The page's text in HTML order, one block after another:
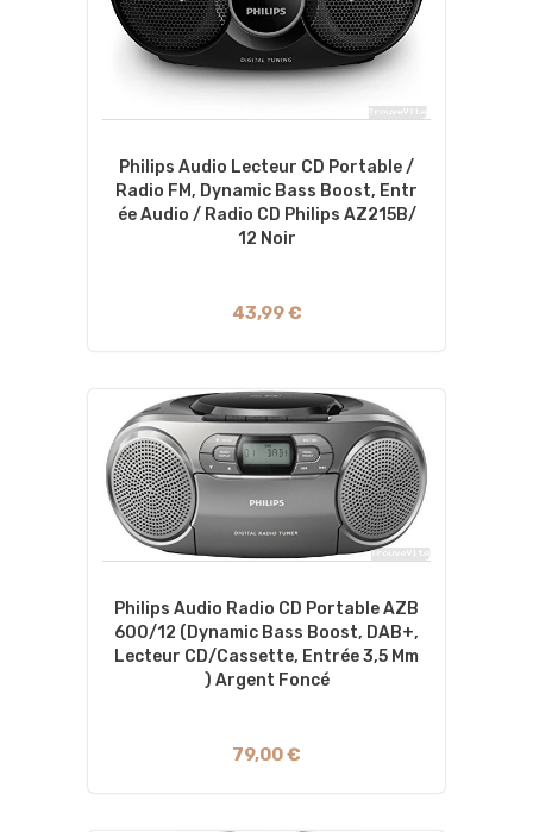
Philips Audio Lecteur CD Portable /
Radio FM, Dynamic Bass Boost, Entr
Ée Audio / Radio CD Philips AZ215B/
12 Noir
43,99 €
Philips Audio Radio CD Portable AZB
600/12 (Dynamic Bass Boost, DAB+,
Lecteur CD/cassette, Entrée 3,5 Mm
) Argent Foncé
79,00 €